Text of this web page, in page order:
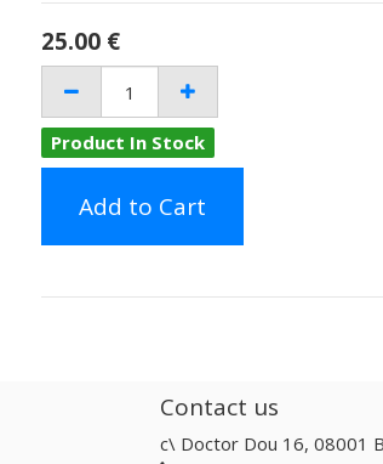
25.00 €
Product In Stock
Add to Cart
Contact us
c\ Doctor Dou 16, 08001